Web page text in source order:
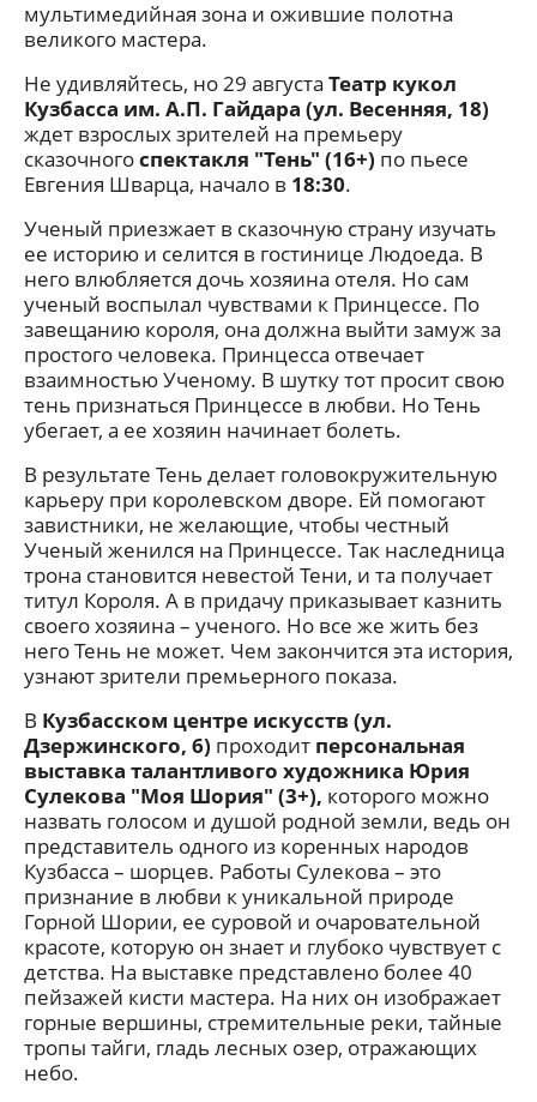
мультимедийная зона и ожившие полотна
великого мастера.
Не удивляйтесь, но 29 августа Театр кукол
Кузбасса им. А.П. Гайдара (ул. Весенняя, 18)
ждет взрослых зрителей на премьеру
сказочногоспектакля "Тень" (16+) по пьесе
Евгения Шварца, начало в 18:30.
Ученый приезжает в сказочную страну изучать
ее историю и селится в гостинице Людоеда. В
него влюбляется дочь хозяина отеля. Но сам
ученый воспылал чувствами к Принцессе. По
завещанию короля, она должна выйти замуж за
простого человека. Принцесса отвечает
взаимностью Ученому. В шутку тот просит свою
тень признаться Принцессе в любви. Но Тень
убегает, а ее хозяин начинает болеть.
В результате Тень делает головокружительную
карьеру при королевском дворе. Ей помогают
завистники, не желающие, чтобы честный
Ученый женился на Принцессе. Так наследница
трона становится невестой Тени, и та получает
титул Короля. А в придачу приказывает казнить
своего хозяина – ученого. Но все же жить без
него Тень не может. Чем закончится эта история,
узнают зрители премьерного показа.
В Кузбасском центре искусств (ул.
Дзержинского, 6) проходит персональная
выставка талантливого художника Юрия
Сулекова "Моя Шория" (3+), которого можно
назвать голосом и душой родной земли, ведь он
представитель одного из коренных народов
Кузбасса – шорцев. Работы Сулекова – это
признание в любви к уникальной природе
Горной Шории, ее суровой и очаровательной
красоте, которую он знает и глубоко чувствует с
детства. На выставке представлено более 40
пейзажей кисти мастера. На них он изображает
горные вершины, стремительные реки, тайные
тропы тайги, гладь лесных озер, отражающих
небо.